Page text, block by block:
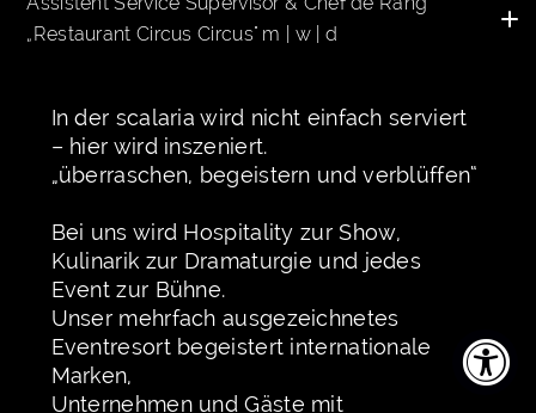
„Restaurant Circus Circus" m | w | d
In der scalaria wird nicht einfach serviert
– hier wird inszeniert.
„überraschen, begeistern und verblüffen“
Bei uns wird Hospitality zur Show,
Kulinarik zur Dramaturgie und jedes
Event zur Bühne.
Unser mehrfach ausgezeichnetes
Eventresort begeistert internationale
Marken,
Unternehmen und Gäste mit